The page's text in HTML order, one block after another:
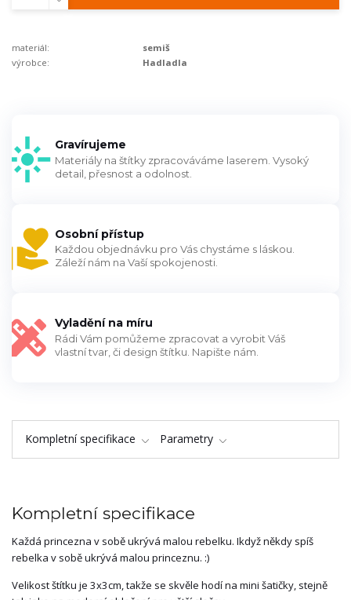
materiál:
semiš
výrobce:
Hadladla
Gravírujeme
Materiály na štítky zpracováváme laserem. Vysoký
detail, přesnost a odolnost.
Osobní přístup
Každou objednávku pro Vás chystáme s láskou.
Záleží nám na Vaší spokojenosti.
Vyladění na míru
Rádi Vám pomůžeme zpracovat a vyrobit Váš
vlastní tvar, či design štítku. Napište nám.
Kompletní specifikace Parametry
Kompletní specifikace
Každá princezna v sobě ukrývá malou rebelku. Ikdyž někdy spíš
rebelka v sobě ukrývá malou princeznu. :)
Velikost štítku je 3x3cm, takže se skvěle hodí na mini šatičky, stejně